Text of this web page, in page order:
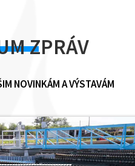
ZPRÁV
NOVINKÁM A VÝSTAVÁM